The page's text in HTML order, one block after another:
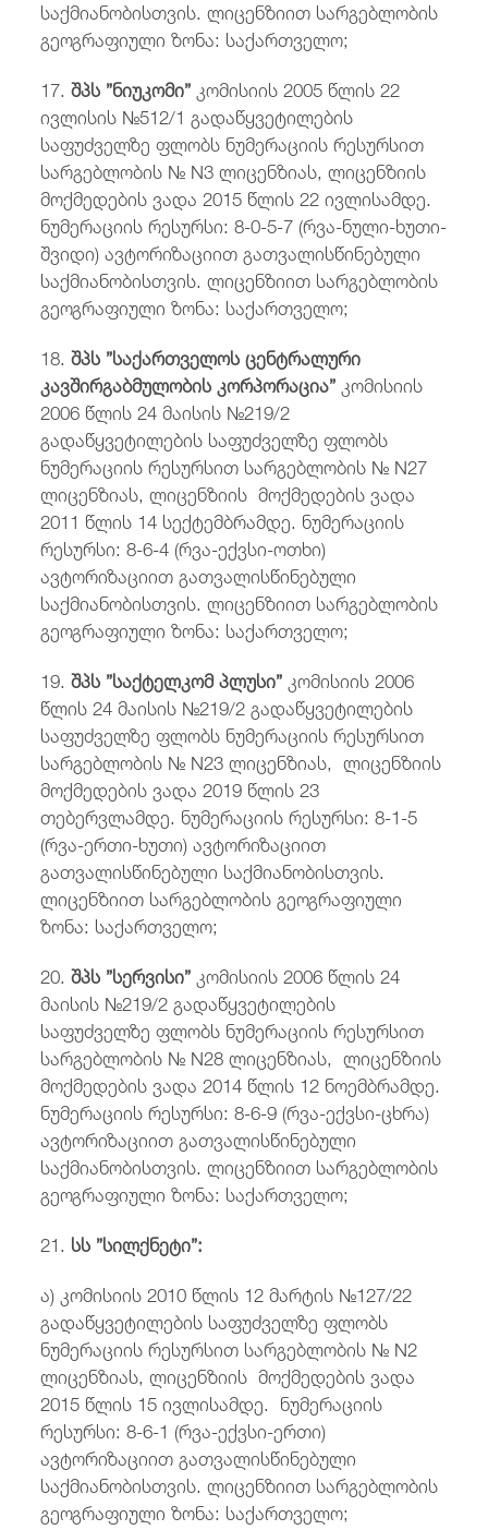
საქმიანობისთვის. ლიცენზიით სარგებლობის
გეოგრაფიული ზონა: საქართველო;
17.შპს ”ნიუკომი”კომისიის 2005 წლის 22
ივლისის №512/1 გადაწყვეტილების
საფუძველზე ფლობს ნუმერაციის რესურსით
სარგებლობის № N3 ლიცენზიას, ლიცენზიის
მოქმედების ვადა 2015 წლის 22 ივლისამდე.
ნუმერაციის რესურსი: 8-0-5-7 (რვა-ნული-ხუთი-
შვიდი) ავტორიზაციით გათვალისწინებული
საქმიანობისთვის. ლიცენზიით სარგებლობის
გეოგრაფიული ზონა: საქართველო;
18.შპს ”საქართველოს ცენტრალური
კავშირგაბმულობის კორპორაცია”კომისიის
2006 წლის 24 მაისის №219/2
გადაწყვეტილების საფუძველზე ფლობს
ნუმერაციის რესურსით სარგებლობის № N27
ლიცენზიას, ლიცენზიის მოქმედების ვადა
2011 წლის 14 სექტემბრამდე. ნუმერაციის
რესურსი: 8-6-4 (რვა-ექვსი-ოთხი)
ავტორიზაციით გათვალისწინებული
საქმიანობისთვის. ლიცენზიით სარგებლობის
გეოგრაფიული ზონა: საქართველო;
19. შპს ”საქტელკომ პლუსი”კომისიის 2006
წლის 24 მაისის №219/2 გადაწყვეტილების
საფუძველზე ფლობს ნუმერაციის რესურსით
სარგებლობის № N23 ლიცენზიას, ლიცენზიის
მოქმედების ვადა 2019 წლის 23
თებერვლამდე. ნუმერაციის რესურსი: 8-1-5
(რვა-ერთი-ხუთი) ავტორიზაციით
გათვალისწინებული საქმიანობისთვის.
ლიცენზიით სარგებლობის გეოგრაფიული
ზონა: საქართველო;
20.შპს ”სერვისი”კომისიის 2006 წლის 24
მაისის №219/2 გადაწყვეტილების
საფუძველზე ფლობს ნუმერაციის რესურსით
სარგებლობის № N28 ლიცენზიას, ლიცენზიის
მოქმედების ვადა 2014 წლის 12 ნოემბრამდე.
ნუმერაციის რესურსი: 8-6-9 (რვა-ექვსი-ცხრა)
ავტორიზაციით გათვალისწინებული
საქმიანობისთვის. ლიცენზიით სარგებლობის
გეოგრაფიული ზონა: საქართველო;
21. სს ”სილქნეტი”:
ა) კომისიის 2010 წლის 12 მარტის №127/22
გადაწყვეტილების საფუძველზე ფლობს
ნუმერაციის რესურსით სარგებლობის № N2
ლიცენზიას, ლიცენზიის მოქმედების ვადა
2015 წლის 15 ივლისამდე. ნუმერაციის
რესურსი: 8-6-1 (რვა-ექვსი-ერთი)
ავტორიზაციით გათვალისწინებული
საქმიანობისთვის. ლიცენზიით სარგებლობის
გეოგრაფიული ზონა: საქართველო;